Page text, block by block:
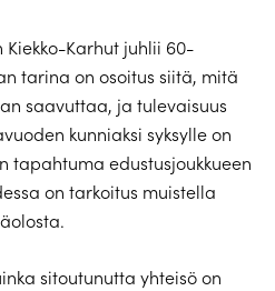
Kiekko-Karhut juhlii 60-
tarina on osoitus siitä, mitä
saavuttaa, ja tulevaisuus
kunniaksi syksylle on
tapahtuma edustusjoukkueen
on tarkoitus muistella
sitoutunutta yhteisö on